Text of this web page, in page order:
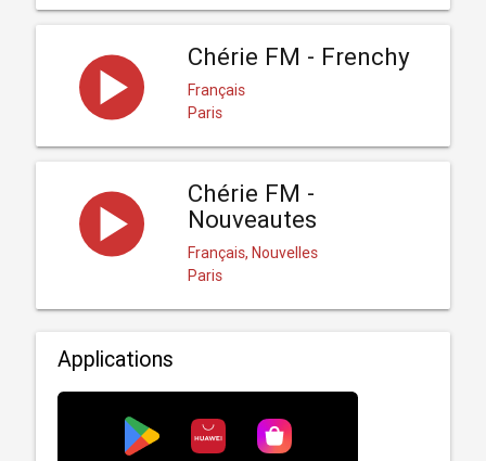
Chérie FM - Frenchy
Français
Paris
Chérie FM -
Nouveautes
Français, Nouvelles
Paris
Applications